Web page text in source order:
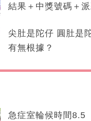
結果＋中獎號碼＋
尖肚是陀仔 圓肚是
有無根據？
急症室輪候時間8.5